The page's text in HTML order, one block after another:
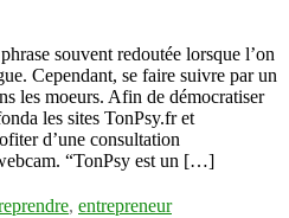
par
webcam
grâce
à
TonPsy
de
Hervouet
souvent redoutée lorsque l’on
Cependant, se faire suivre par un
les moeurs. Afin de démocratiser
les sites TonPsy.fr et
d’une consultation
“TonPsy est un […]
, entrepreneur